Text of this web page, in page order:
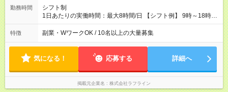
勤務時間
シフト制
1日あたりの実働時間：最大8時間/日 【シフト例】 9時～18時
10時～19時 11時～20時 休憩1時間以上！
特徴 副業・WワークOK / 10名以上の大量募集
気になる！ 応募する 詳細へ
掲載元企業名 株式会社ラフライン